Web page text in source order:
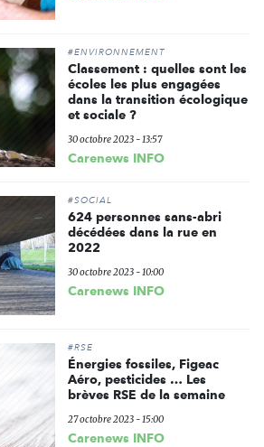
#ENVIRONNEMENT
Classement : quelles sont les
écoles les plus engagées
dans la transition écologique
et sociale ?
30 octobre 2023 - 13:57
Carenews INFO
#SOCIAL
624 personnes sans-abri
décédées dans la rue en
2022
30 octobre 2023 - 10:00
Carenews INFO
#RSE
Énergies fossiles, Figeac
Aéro, pesticides … Les
brèves RSE de la semaine
27 octobre 2023 - 15:00
Carenews INFO